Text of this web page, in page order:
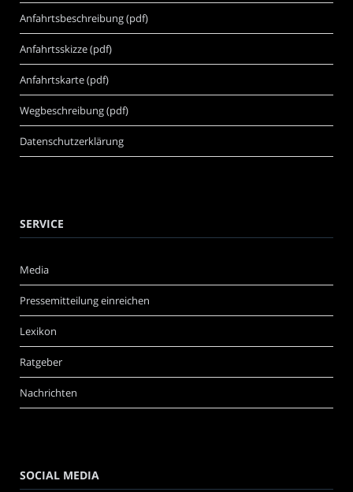
Anfahrtsbeschreibung (pdf)
Anfahrtsskizze (pdf)
Anfahrtskarte (pdf)
Wegbeschreibung (pdf)
Datenschutzerklärung
SERVICE
Media
Pressemitteilung einreichen
Lexikon
Ratgeber
Nachrichten
SOCIAL MEDIA